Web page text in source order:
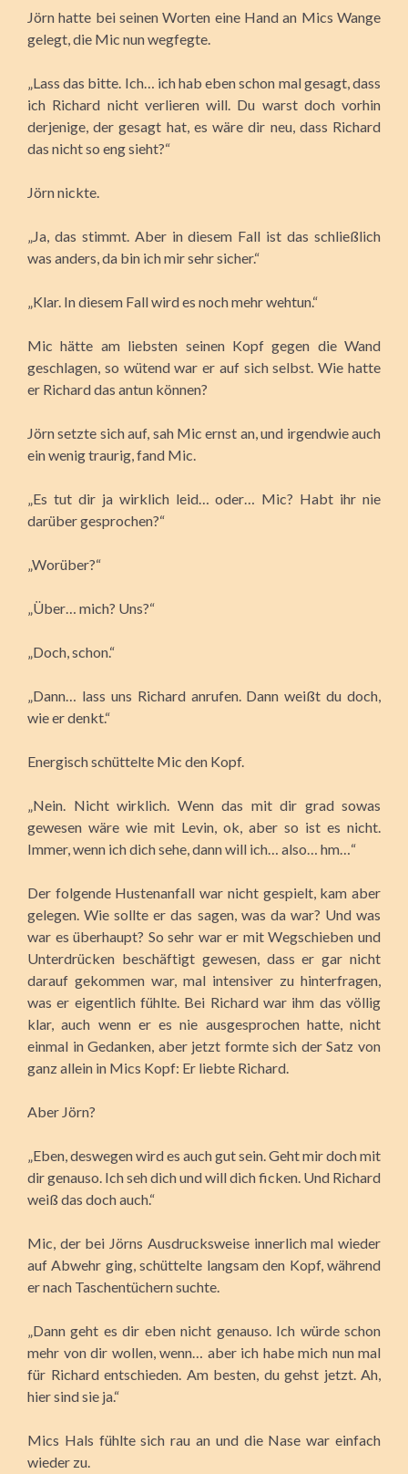
Jörn hatte bei seinen Worten eine Hand an Mics Wange
gelegt, die Mic nun wegfegte.
„Lass das bitte. Ich… ich hab eben schon mal gesagt, dass
ich Richard nicht verlieren will. Du warst doch vorhin
derjenige, der gesagt hat, es wäre dir neu, dass Richard
das nicht so eng sieht?“
Jörn nickte.
„Ja, das stimmt. Aber in diesem Fall ist das schließlich
was anders, da bin ich mir sehr sicher.“
„Klar. In diesem Fall wird es noch mehr wehtun.“
Mic hätte am liebsten seinen Kopf gegen die Wand
geschlagen, so wütend war er auf sich selbst. Wie hatte
er Richard das antun können?
Jörn setzte sich auf, sah Mic ernst an, und irgendwie auch
ein wenig traurig, fand Mic.
„Es tut dir ja wirklich leid… oder… Mic? Habt ihr nie
darüber gesprochen?“
„Worüber?“
„Über… mich? Uns?“
„Doch, schon.“
„Dann… lass uns Richard anrufen. Dann weißt du doch,
wie er denkt.“
Energisch schüttelte Mic den Kopf.
„Nein. Nicht wirklich. Wenn das mit dir grad sowas
gewesen wäre wie mit Levin, ok, aber so ist es nicht.
Immer, wenn ich dich sehe, dann will ich… also… hm…“
Der folgende Hustenanfall war nicht gespielt, kam aber
gelegen. Wie sollte er das sagen, was da war? Und was
war es überhaupt? So sehr war er mit Wegschieben und
Unterdrücken beschäftigt gewesen, dass er gar nicht
darauf gekommen war, mal intensiver zu hinterfragen,
was er eigentlich fühlte. Bei Richard war ihm das völlig
klar, auch wenn er es nie ausgesprochen hatte, nicht
einmal in Gedanken, aber jetzt formte sich der Satz von
ganz allein in Mics Kopf: Er liebte Richard.
Aber Jörn?
„Eben, deswegen wird es auch gut sein. Geht mir doch mit
dir genauso. Ich seh dich und will dich ficken. Und Richard
weiß das doch auch.“
Mic, der bei Jörns Ausdrucksweise innerlich mal wieder
auf Abwehr ging, schüttelte langsam den Kopf, während
er nach Taschentüchern suchte.
„Dann geht es dir eben nicht genauso. Ich würde schon
mehr von dir wollen, wenn… aber ich habe mich nun mal
für Richard entschieden. Am besten, du gehst jetzt. Ah,
hier sind sie ja.“
Mics Hals fühlte sich rau an und die Nase war einfach
wieder zu.